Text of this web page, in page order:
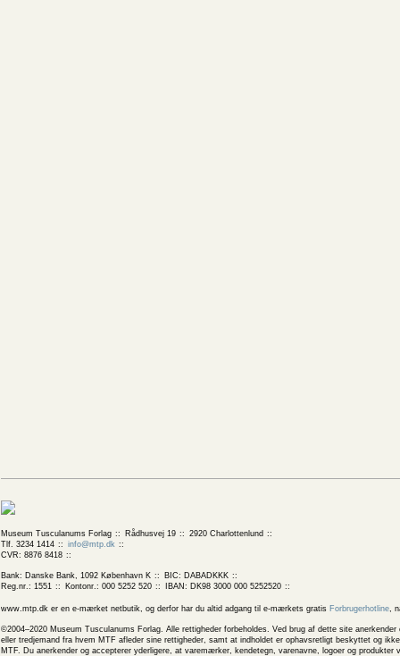
Museum Tusculanums Forlag Rådhusvej 19
2920 Charlottenlund
Tlf. 3234 1414
info@mtp.dk
CVR: 8876 8418
Bank: Danske Bank, 1092 København K
BIC: DABADKKK
Reg.nr.: 1551
Kontonr.: 000 5252 520 IBAN: DK98 3000 000 5252520
www.mtp.dk er en e-mærket netbutik, og derfor har du altid adgang til e-mærkets gratis Forbrugerhotline,
©2004–2020 Museum Tusculanums Forlag. Alle rettigheder forbeholdes. Ved brug af dette site
eller tredjemand fra hvem MTF afleder sine rettigheder, samt at indholdet er ophavsretligt beskyttet og
MTF. Du anerkender og accepterer yderligere, at varemærker, kendetegn, varenavne, logoer og